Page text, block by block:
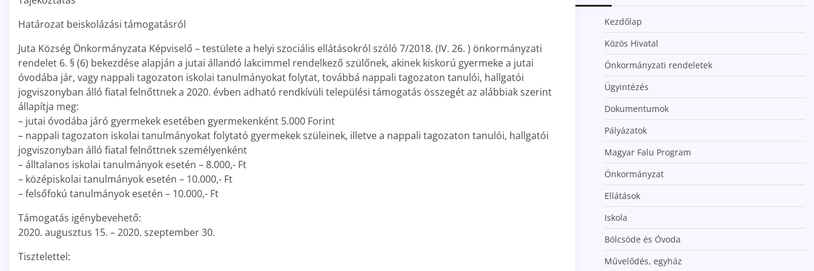
Határozat beiskolázási támogatásról
Juta Község Önkormányzata Képviselő – testülete a helyi szociális ellátásokról szóló 7/2018. (IV. 26. ) önkormányzati
rendelet 6. § (6) bekezdése alapján a jutai állandó lakcimmel rendelkező szülőnek, akinek kiskorú gyermeke a jutai
óvodába jár, vagy nappali tagozaton iskolai tanulmányokat folytat, továbbá nappali tagozaton tanulói, hallgatói
jogviszonyban álló fiatal felnőttnek a 2020. évben adható rendkívüli települési támogatás összegét az alábbiak szerint
állapítja meg:
– jutai óvodába járó gyermekek esetében gyermekenként 5.000 Forint
– nappali tagozaton iskolai tanulmányokat folytató gyermekek szüleinek, illetve a nappali tagozaton tanulói, hallgatói
jogviszonyban álló fiatal felnőttnek személyenként
– álltalanos iskolai tanulmányok esetén – 8.000,- Ft
– középiskolai tanulmányok esetén – 10.000,- Ft
– felsőfokú tanulmányok esetén – 10.000,- Ft
Támogatás igénybevehető:
2020. augusztus 15. – 2020. szeptember 30.
Tisztelettel:
Kezdőlap
Közös Hivatal
Önkormányzati rendeletek
Ügyintézés
Dokumentumok
Pályázatok
Magyar Falu Program
Önkormányzat
Ellátások
Iskola
Bölcsöde és Óvoda
Művelődés, egyház